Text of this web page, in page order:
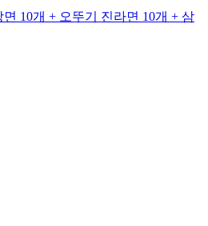
10개 + 오뚜기 진라면 10개 + 삼